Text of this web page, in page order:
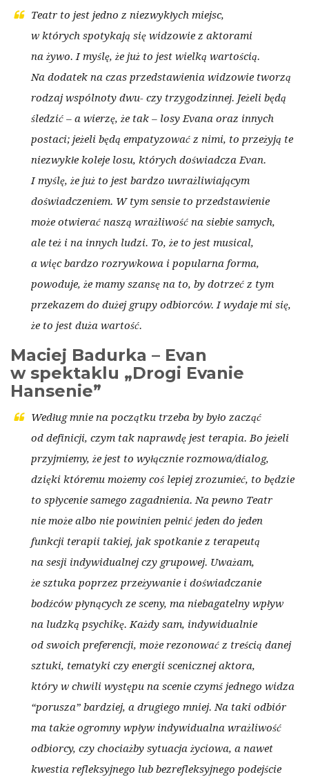
Teatr to jest jedno z niezwykłych miejsc,
w których spotykają się widzowie z aktorami
na żywo. I myślę, że już to jest wielką wartością.
Na dodatek na czas przedstawienia widzowie tworzą
rodzaj wspólnoty dwu- czy trzygodzinnej. Jeżeli będą
śledzić – a wierzę, że tak – losy Evana oraz innych
postaci; jeżeli będą empatyzować z nimi, to przeżyją te
niezwykłe koleje losu, których doświadcza Evan.
I myślę, że już to jest bardzo uwrażliwiającym
doświadczeniem. W tym sensie to przedstawienie
może otwierać naszą wrażliwość na siebie samych,
ale też i na innych ludzi. To, że to jest musical,
a więc bardzo rozrywkowa i popularna forma,
powoduje, że mamy szansę na to, by dotrzeć z tym
przekazem do dużej grupy odbiorców. I wydaje mi się,
że to jest duża wartość.
Maciej Badurka – Evan
w spektaklu „Drogi Evanie
Hansenie”
Według mnie na początku trzeba by było zacząć
od definicji, czym tak naprawdę jest terapia. Bo jeżeli
przyjmiemy, że jest to wyłącznie rozmowa/dialog,
dzięki któremu możemy coś lepiej zrozumieć, to będzie
to spłycenie samego zagadnienia. Na pewno Teatr
nie może albo nie powinien pełnić jeden do jeden
funkcji terapii takiej, jak spotkanie z terapeutą
na sesji indywidualnej czy grupowej. Uważam,
że sztuka poprzez przeżywanie i doświadczanie
bodźców płynących ze sceny, ma niebagatelny wpływ
na ludzką psychikę. Każdy sam, indywidualnie
od swoich preferencji, może rezonować z treścią danej
sztuki, tematyki czy energii scenicznej aktora,
który w chwili występu na scenie czymś jednego widza
“porusza” bardziej, a drugiego mniej. Na taki odbiór
ma także ogromny wpływ indywidualna wrażliwość
odbiorcy, czy chociażby sytuacja życiowa, a nawet
kwestia refleksyjnego lub bezrefleksyjnego podejście